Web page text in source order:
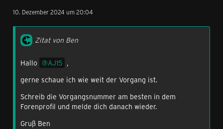
10. Dezember 2024 um 20:04
Zitat von Ben
Hallo AJ15 ,
gerne schaue ich wie weit der Vorgang ist.
Schreib die Vorgangsnummer am besten in dem
Forenprofil und melde dich danach wieder.
Gruß Ben